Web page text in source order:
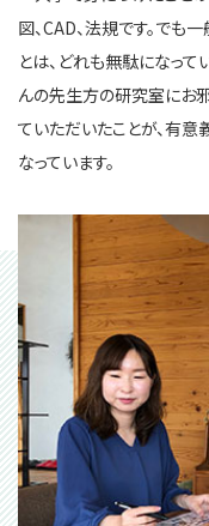
図、CAD、法規です。で
とは、どれも無駄になって
んの先生方の研究室にお
ていただいたことが、有
なっています。